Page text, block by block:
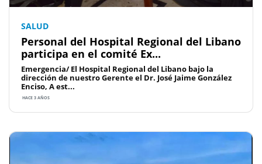
SALUD
Personal del Hospital Regional del Libano
participa en el comité Ex...
Emergencia/ El Hospital Regional del Libano bajo la
dirección de nuestro Gerente el Dr. José Jaime González
Enciso, A est...
HACE 3 AÑOS